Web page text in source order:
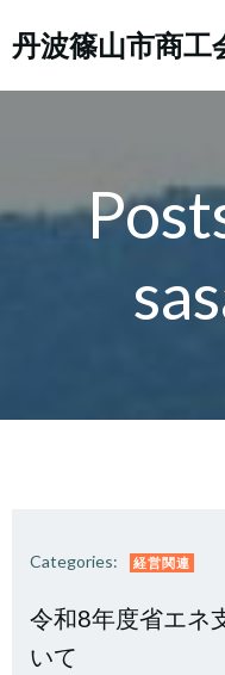
丹波篠山市商工
Categories: 経営関連
令和8年度省エネ
いて